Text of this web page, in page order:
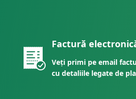
Factură
Veți primi pe email
cu detaliile legate de